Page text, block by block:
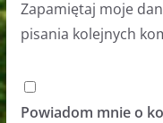
Zapamiętaj moje
pisania kolejnych
Powiadom mnie o